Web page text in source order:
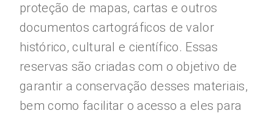
proteção de mapas, cartas e outros
documentos cartográficos de valor
histórico, cultural e científico. Essas
reservas são criadas com o objetivo de
garantir a conservação desses materiais,
bem como facilitar o acesso a eles para